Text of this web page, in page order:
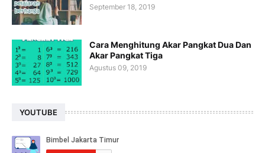
September 18, 2019
Cara Menghitung Akar Pangkat Dua Dan
Akar Pangkat Tiga
Agustus 09, 2019
YOUTUBE